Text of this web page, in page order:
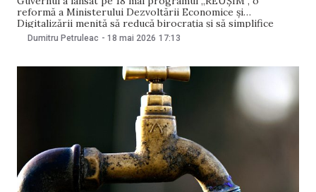
reformă a Ministerului Dezvoltării Economice și
Digitalizării menită să reducă birocrația și să simplifice
interacțiunea dintre stat și mediul de afaceri. Potrivit
antreprenori. Reforma vizează 206
Dumitru Petruleac - 18 mai 2026 17:13